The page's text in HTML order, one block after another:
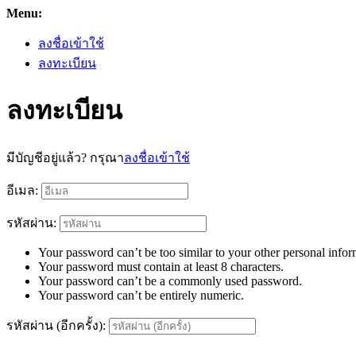
Menu:
ลงชื่อเข้าใช้
ลงทะเบียน
ลงทะเบียน
มีบัญชีอยู่แล้ว? กรุณาลงชื่อเข้าใช้
อีเมล:
รหัสผ่าน:
Your password can’t be too similar to your other personal
Your password must contain at least 8 characters.
Your password can’t be a commonly used password.
Your password can’t be entirely numeric.
รหัสผ่าน (อีกครั้ง):